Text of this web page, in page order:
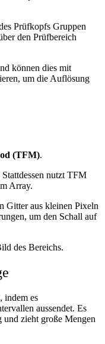
Prüfkopfs Gruppen
den Prüfbereich
können dies mit
um die Auflösung
(TFM).
nutzt TFM
Array.
Gitter aus kleinen Pixeln
um den Schall auf
des Bereichs.
indem es
aussendet. Es
und zieht große Mengen